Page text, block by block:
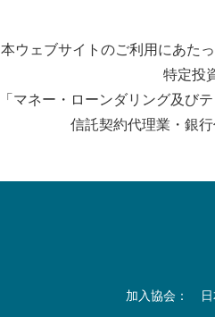
本ウェブサイトのご利用にあた
特定投
「マネー・ローンダリング及び
信託契約代理業・銀
加入協会： 日